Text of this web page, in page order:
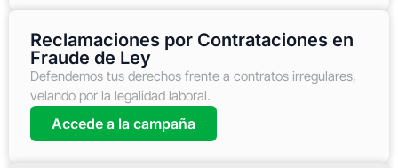
Reclamaciones por Contrataciones en
Fraude de Ley
Defendemos tus derechos frente a contratos irregulares,
velando por la legalidad laboral.
Accede a la campaña